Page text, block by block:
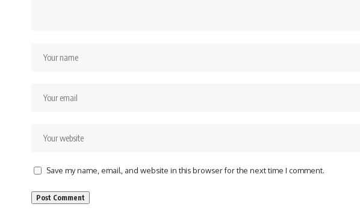
Save my name, email, and website in this browser for the next time I comment.